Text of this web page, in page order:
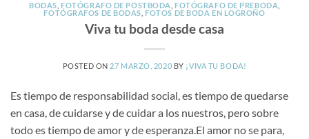
BODAS ,FOTÓGRAFO DE POSTBODA ,FOTÓGRAFO DE PREBODA
FOTÓGRAFOS DE BODAS ,FOTOS DE BODA EN LOGROÑO
Viva tu boda desde casa
POSTED ON 27 MARZO, 2020 BY ¡VIVA TU BODA!
Es tiempo de responsabilidad social, es tiempo de quedarse
en casa, de cuidarse y de cuidar a los nuestros, pero sobre
todo es tiempo de amor y de esperanza.El amor no se para,